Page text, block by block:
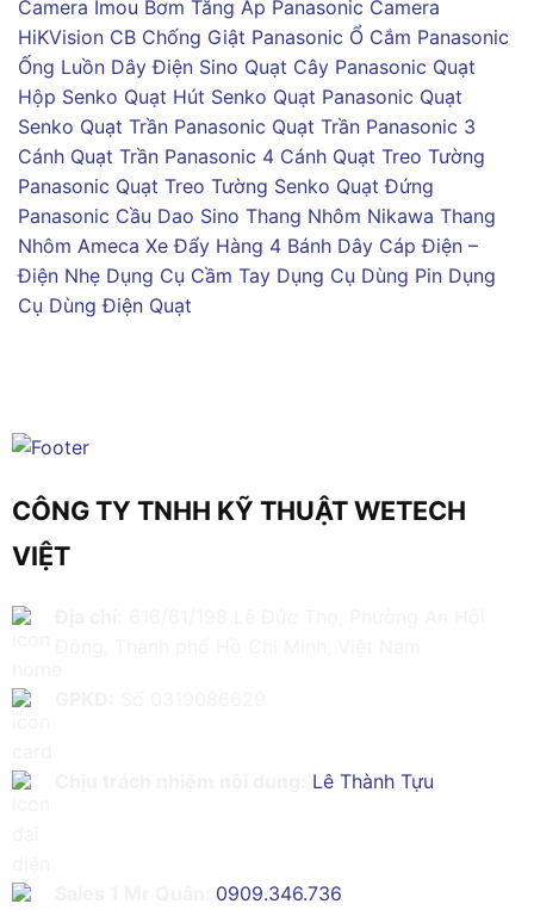
Camera Imou Bơm Tăng Áp Panasonic Camera
HiKVision CB Chống Giật Panasonic Ổ Cắm Panasonic
Ống Luồn Dây Điện Sino Quạt Cây Panasonic Quạt
Hộp Senko Quạt Hút Senko Quạt Panasonic Quạt
Senko Quạt Trần Panasonic Quạt Trần Panasonic 3
Cánh Quạt Trần Panasonic 4 Cánh Quạt Treo Tường
Panasonic Quạt Treo Tường Senko Quạt Đứng
Panasonic Cầu Dao Sino Thang Nhôm Nikawa Thang
Nhôm Ameca Xe Đẩy Hàng 4 Bánh Dây Cáp Điện –
Điện Nhẹ Dụng Cụ Cầm Tay Dụng Cụ Dùng Pin Dụng
Cụ Dùng Điện Quạt
CÔNG TY TNHH KỸ THUẬT WETECH
VIỆT
Lê Thành Tựu
0909.346.736